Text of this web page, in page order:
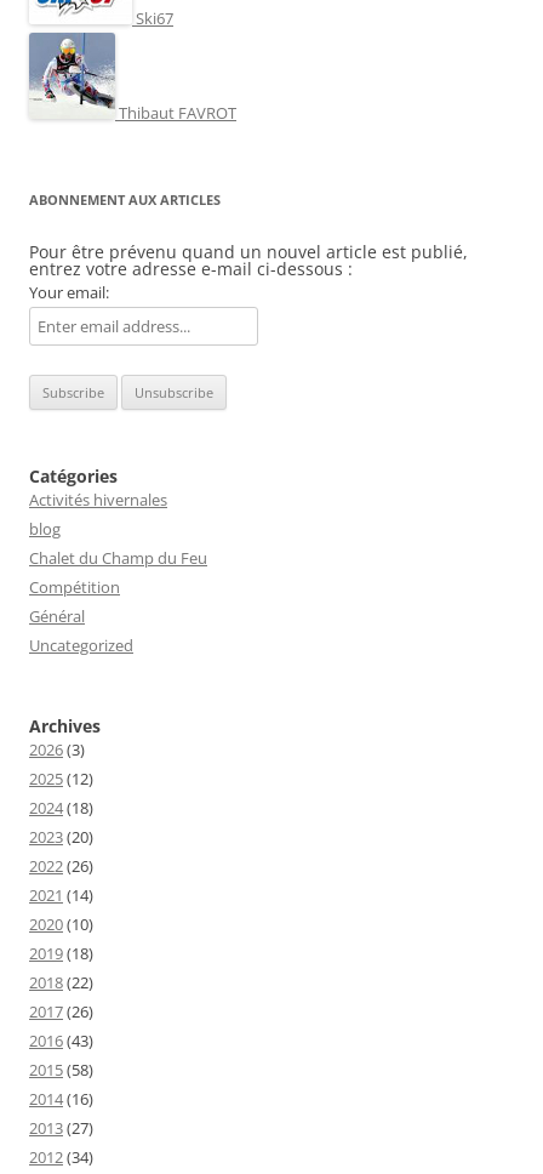
Ski67
Thibaut FAVROT
ABONNEMENT AUX ARTICLES
Pour être prévenu quand un nouvel article est publié,
entrez votre adresse e-mail ci-dessous :
Your email:
Catégories
Activités hivernales
blog
Chalet du Champ du Feu
Compétition
Général
Uncategorized
Archives
2026(3)
2025(12)
2024(18)
2023(20)
2022(26)
2021 (14)
2020(10)
2019(18)
2018(22)
2017(26)
2016(43)
2015(58)
2014(16)
2013(27)
2012(34)